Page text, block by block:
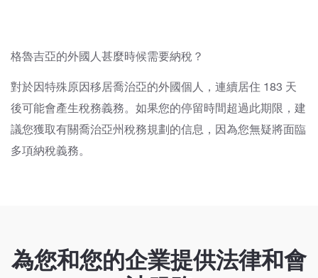
格魯吉亞的外國人甚麼時候需要納稅？
對於因特殊原因移居喬治亞的外國個人，連續居住 183 天
後可能會產生稅務義務。如果您的停留時間超過此期限，建
議您獲取有關喬治亞州稅務規劃的信息，因為您無疑將面臨
多項納稅義務。
為您和您的企業提供法律和會